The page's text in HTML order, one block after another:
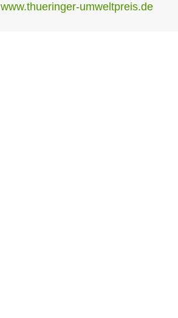
www.thueringer-umweltpreis.de